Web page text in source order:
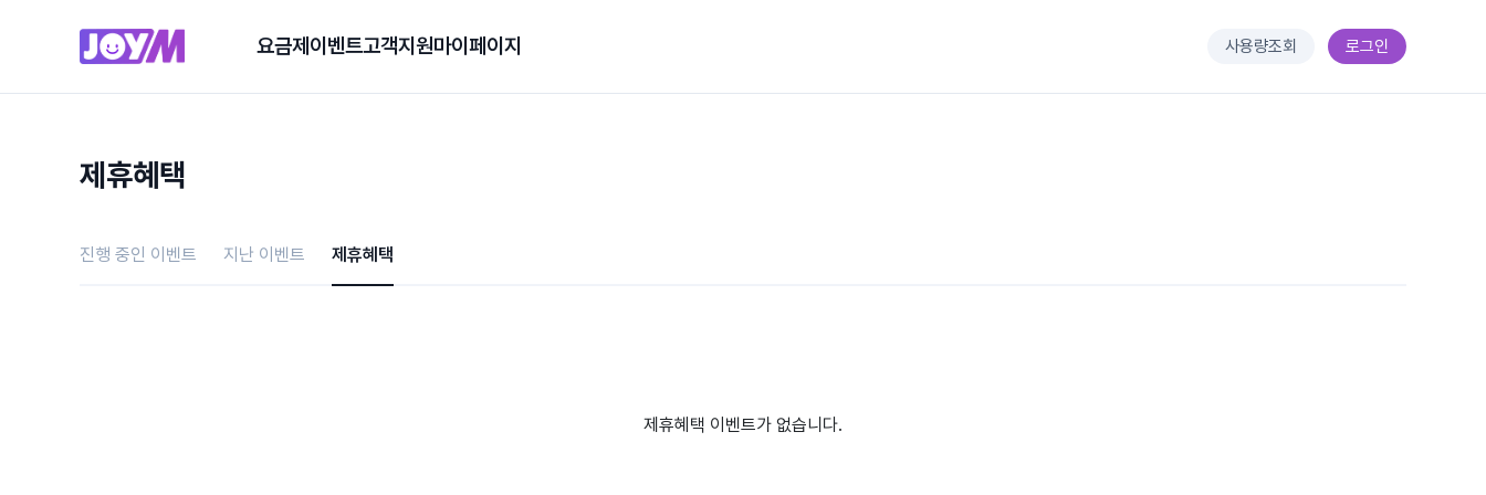
요금제 이벤트고객지원마이페이지 사용량조회 로그인
제휴혜택
진행 중인 이벤트 지난 이벤트 제휴혜택
제휴혜택 이벤트가 없습니다.